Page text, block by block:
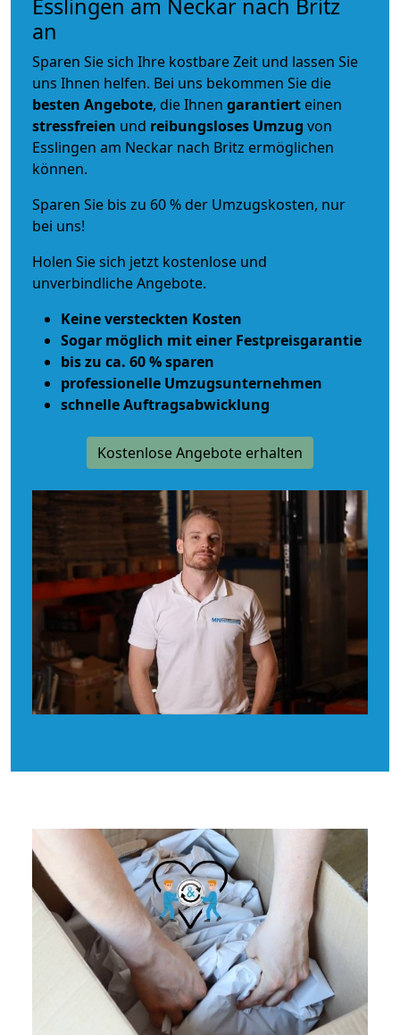
Esslingen am Neckar nach Britz
an
Sparen Sie sich Ihre kostbare Zeit und lassen Sie
uns Ihnen helfen. Bei uns bekommen Sie die
besten Angebote, die Ihnen garantiert einen
stressfreien und reibungsloses Umzug von
Esslingen am Neckar nach Britz ermöglichen
können.
Sparen Sie bis zu 60 % der Umzugskosten, nur
bei uns!
Holen Sie sich jetzt kostenlose und
unverbindliche Angebote.
Keine versteckten Kosten
Sogar möglich mit einer Festpreisgarantie
bis zu ca. 60 % sparen
professionelle Umzugsunternehmen
schnelle Auftragsabwicklung
Kostenlose Angebote erhalten